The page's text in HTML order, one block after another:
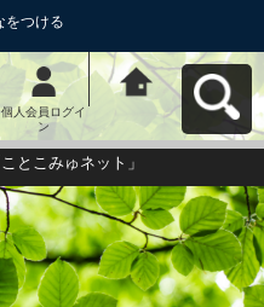
をつける
個人会員ログイ
ン
江東区コミュニ
ティ活動支援サ
イト「ことこみ
ゅネット」へ戻
る
とこみゅネット」